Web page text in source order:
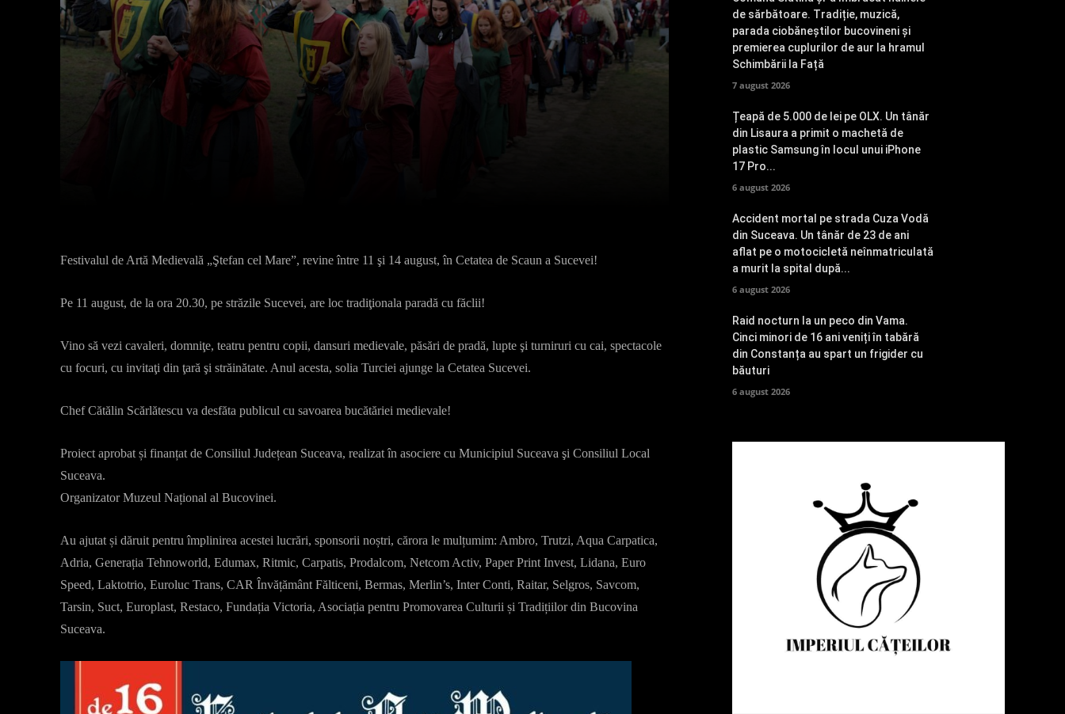
Festivalul de Artă Medievală „Ştefan cel Mare”, revine între 11 şi 14 august, în Cetatea de Scaun a Sucevei!
Pe 11 august, de la ora 20.30, pe străzile Sucevei, are loc tradiţionala paradă cu făclii!
Vino să vezi cavaleri, domniţe, teatru pentru copii, dansuri medievale, păsări de pradă, lupte şi turniruri cu cai, spectacole
cu focuri, cu invitaţi din ţară şi străinătate. Anul acesta, solia Turciei ajunge la Cetatea Sucevei.
Chef Cătălin Scărlătescu va desfăta publicul cu savoarea bucătăriei medievale!
Proiect aprobat și finanțat de Consiliul Județean Suceava, realizat în asociere cu Municipiul Suceava şi Consiliul Local
Suceava.
Organizator Muzeul Național al Bucovinei.
Au ajutat și dăruit pentru împlinirea acestei lucrări, sponsorii noștri, cărora le mulțumim: Ambro, Trutzi, Aqua Carpatica,
Adria, Generația Tehnoworld, Edumax, Ritmic, Carpatis, Prodalcom, Netcom Activ, Paper Print Invest, Lidana, Euro
Speed, Laktotrio, Euroluc Trans, CAR Învățământ Fălticeni, Bermas, Merlin’s, Inter Conti, Raitar, Selgros, Savcom,
Tarsin, Suct, Europlast, Restaco, Fundația Victoria, Asociația pentru Promovarea Culturii și Tradițiilor din Bucovina
Suceava.
de sărbătoare. Tradiție, muzică,
parada ciobăneștilor bucovineni și
premierea cuplurilor de aur la hramul
Schimbării la Față
7 august 2026
Țeapă de 5.000 de lei pe OLX. Un tânăr
din Lisaura a primit o machetă de
plastic Samsung în locul unui iPhone
17 Pro...
6 august 2026
Accident mortal pe strada Cuza Vodă
din Suceava. Un tânăr de 23 de ani
aflat pe o motocicletă neînmatriculată
a murit la spital după...
6 august 2026
Raid nocturn la un peco din Vama.
Cinci minori de 16 ani veniți în tabără
din Constanța au spart un frigider cu
băuturi
6 august 2026